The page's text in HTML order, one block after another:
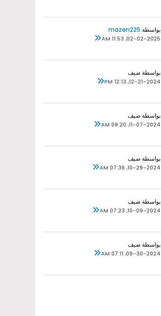
بواسطة mazen225
02-02-2025, 11:53 AM
بواسطة ضيف
12-21-2024, 12:13 PM
بواسطة ضيف
11-07-2024, 09:20 AM
بواسطة ضيف
10-29-2024, 07:36 AM
بواسطة ضيف
10-09-2024, 07:23 AM
بواسطة ضيف
09-30-2024, 07:11 AM